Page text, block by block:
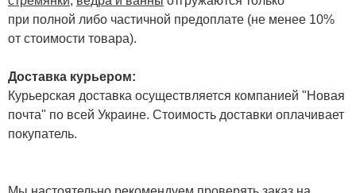
при полной либо частичной предоплате (не менее 10%
от стоимости товара).
Доставка курьером:
Курьерская доставка осуществляется компанией "Новая
почта" по всей Украине. Стоимость доставки оплачивает
покупатель.